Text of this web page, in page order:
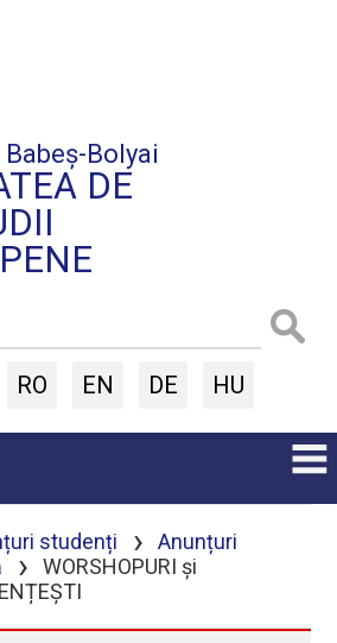
Bolyai
DE
RO EN DE HU
studenți ›
Anunțuri
›
WORSHOPURI și